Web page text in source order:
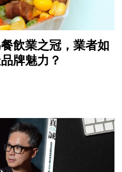
飲業之冠，業者如
牌魅力？